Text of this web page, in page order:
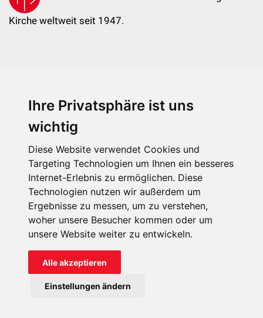
Ihre Privatsphäre ist uns
wichtig
Diese Website verwendet Cookies und
Targeting Technologien um Ihnen ein besseres
Internet-Erlebnis zu ermöglichen. Diese
Technologien nutzen wir außerdem um
Ergebnisse zu messen, um zu verstehen,
woher unsere Besucher kommen oder um
unsere Website weiter zu entwickeln.
Alle akzeptieren
Einstellungen ändern
Kirche weltweit seit 1947.
KIRCHE IN NOT - Österreich
kin@kircheinnot.at
KIN weltweit
Impressum Datenschutz